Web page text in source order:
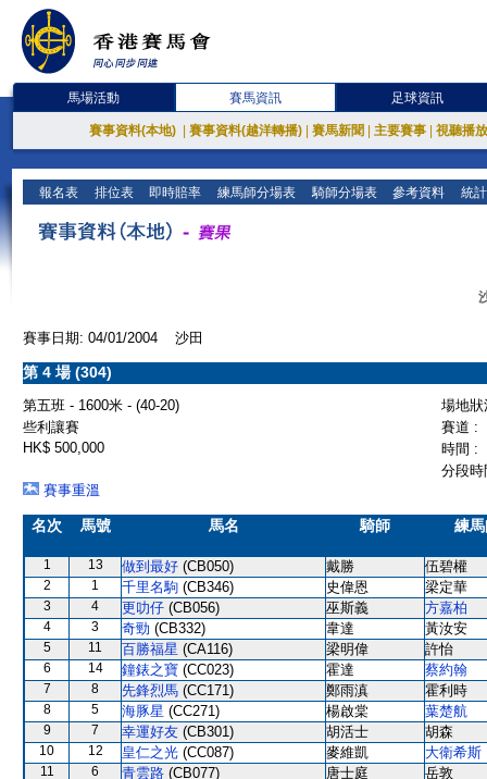
馬場活動 賽馬資訊 足球資訊
賽事資料(本地) 賽事資料(越洋轉播) 賽馬新聞 主要賽事 視聽播
報名表 排位表 即時賠率 練馬師分場表 騎師分場表 參考資料 統
賽事日期: 04/01/2004 沙田
第 4 場 (304)
第五班 - 1600米 - (40-20)
場地
些利讓賽
賽道 :
HK$ 500,000
時間 :
分段
賽事重溫
名次 馬號 馬名 騎師 練
1 13 做到最好 (CB050) 戴勝 伍碧權
2 1 千里名駒 (CB346) 史偉恩 梁定華
3 4 更叻仔 (CB056) 巫斯義 方嘉柏
4 3 奇勁 (CB332) 韋達 黃汝安
5 11 百勝福星 (CA116) 梁明偉 許怡
6 14 鐘錶之寶 (CC023) 霍達 蔡約翰
7 8 先鋒烈馬 (CC171) 鄭雨滇 霍利時
8 5 海豚星 (CC271) 楊啟棠 葉楚航
9 7 幸運好友 (CB301) 胡活士 胡森
10 12 皇仁之光 (CC087) 麥維凱 大衛希斯
11 6 青雲路 (CB077) 唐士庭 岳敦